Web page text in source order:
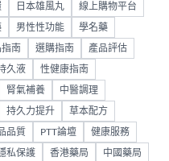
日本雄風丸 線上購物平台
男性性功能 學名藥
南 選購指南 產品評估
久液 性健康指南
腎氣補養 中醫調理
持久力提升 草本配方
品質 PTT論壇 健康服務
私保護 香港藥局 中國藥局